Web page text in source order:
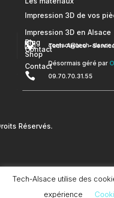
Impression 3D de vos
Impression 3D en Alsace
Contact
Blog
Shop
Contact
 contact@tech-
 Tech-Alsace –
Désormais géré par
 09.70.70.31.55
Réservés.
Tech-Alsace utilise des
expérience